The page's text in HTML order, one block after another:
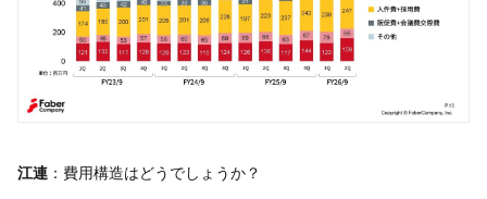
江連 ：費用構造はどうでしょうか？